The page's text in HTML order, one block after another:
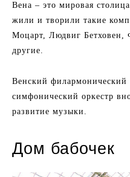
Вена – это мировая
жили и творили такие
Моцарт, Людвиг
другие.
Венский филармонический
симфонический оркестр
развитие музыки.
Дом бабочек